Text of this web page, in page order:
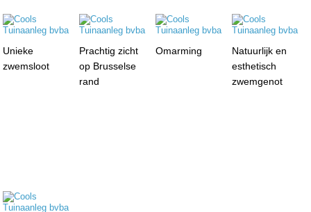
Unieke
zwemsloot
Prachtig zicht
op Brusselse
rand
Omarming
Natuurlijk en
esthetisch
zwemgenot